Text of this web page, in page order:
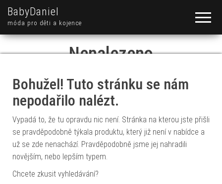
BabyDaniel
móda pro děti a kojence
Nenalezeno
Bohužel! Tuto stránku se nám
nepodařilo nalézt.
Vypadá to, že tu opravdu nic není. Stránka na kterou jste přišli
se pravděpodobně týkala produktu, který již není v nabídce a
už se zde nenachází. Pravděpodobně jsme jej nahradili
novějším, nebo lepším typem.
Chcete zkusit vyhledávání?